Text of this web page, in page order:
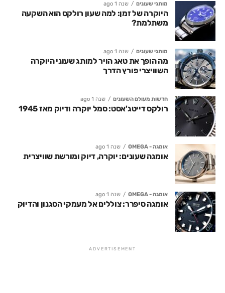
מותגי שעונים שנה 1 ago
היוקרה של זמן: למה שעון רולקס הוא השקעה
משתלמת?
מותגי שעונים שנה 1 ago
מה הופך את טאג הויר למותג שעוני היוקרה
השוויצרי פורץ הדרך
חדשות מעולם השעונים שנה 1 ago
רולקס דייטג'אסט: סמל יוקרה ודיוק מאז 1945
אומגה - OMEGA שנה 1 ago
אומגה שעונים: יוקרה, דיוק ומורשת שוויצרית
אומגה - OMEGA שנה 1 ago
אומגה סיפרר: צוללים אל מעמקי הסגנון והדיוק
ADVERTISEMENT